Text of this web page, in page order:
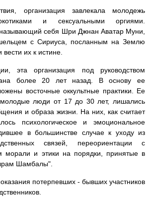
организация завлекала молодежь
и сексуальными оргиями.
себя Шри Джнан Аватар Муни,
с Сириуса, посланным на Землю
их к истине.
эта организация под руководством
более 20 лет назад. В основу ее
восточные оккультные практики. Ее
люди от 17 до 30 лет, лишались
и образа жизни. На них, как считает
психологическое и эмоциональное
в большинстве случае к уходу из
связей, переориентации с
морали и этики на порядки, принятые в
Шамбалы".
потерпевших - бывших участников